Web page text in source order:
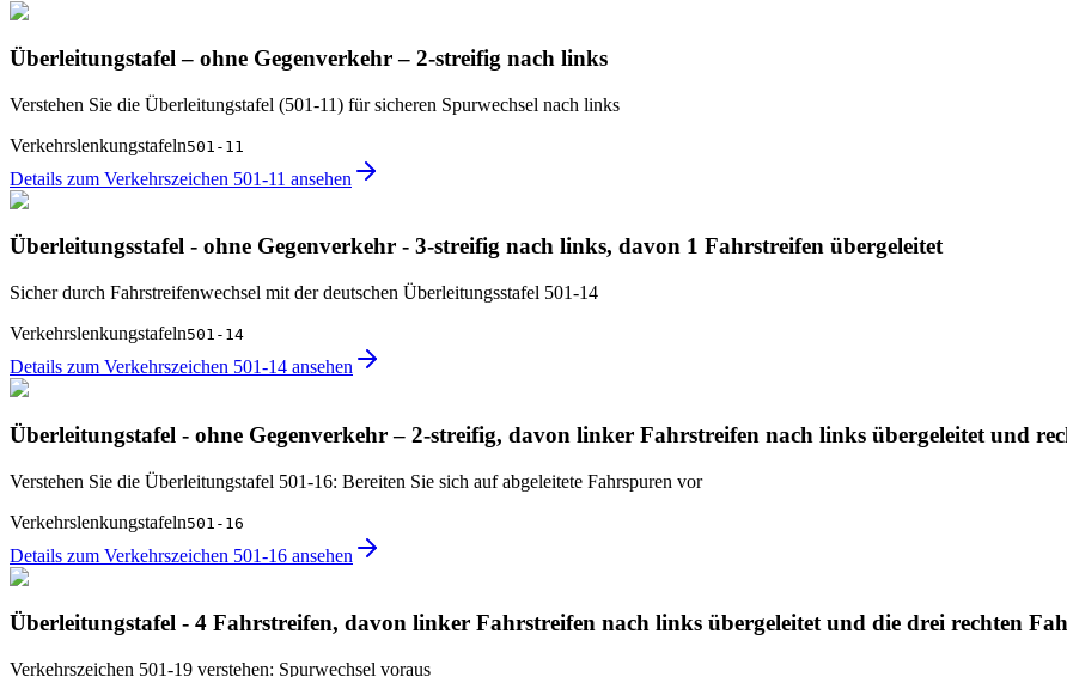
Überleitungstafel – ohne Gegenverkehr – 2-streifig nach links
Verstehen Sie die Überleitungstafel (501-11) für sicheren Spurwechsel nach links
Verkehrslenkungstafeln501-11
Details zum Verkehrszeichen 501-11 ansehen
Überleitungsstafel - ohne Gegenverkehr - 3-streifig nach links, davon 1 Fahrstreifen übergeleitet
Sicher durch Fahrstreifenwechsel mit der deutschen Überleitungsstafel 501-14
Verkehrslenkungstafeln501-14
Details zum Verkehrszeichen 501-14 ansehen
Überleitungstafel - ohne Gegenverkehr – 2-streifig, davon linker Fahrstreifen nach links übergeleitet und
Verstehen Sie die Überleitungstafel 501-16: Bereiten Sie sich auf abgeleitete Fahrspuren vor
Verkehrslenkungstafeln501-16
Details zum Verkehrszeichen 501-16 ansehen
Überleitungstafel - 4 Fahrstreifen, davon linker Fahrstreifen nach links übergeleitet und die drei rechten
Verkehrszeichen 501-19 verstehen: Spurwechsel voraus